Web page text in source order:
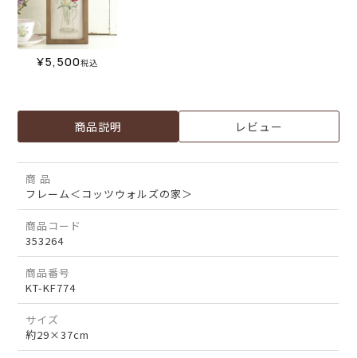
¥5,500税込
商品説明 レビュー
商 品
フレーム＜コッツウォルズの家＞
商品コード
353264
商品番号
KT-KF774
サイズ
約29×37cm